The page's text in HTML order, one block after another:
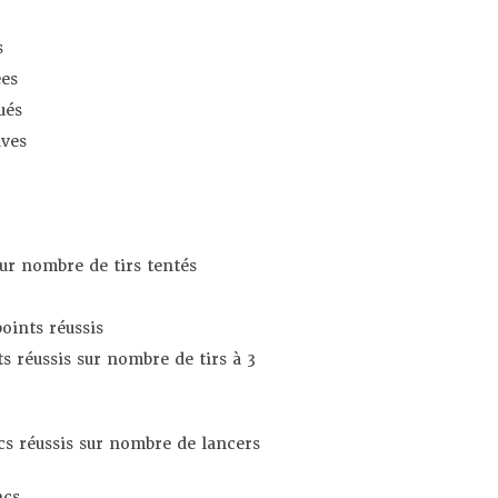
nombre de tirs tentés
réussis
réussis sur nombre de tirs à 3
réussis sur nombre de lancers